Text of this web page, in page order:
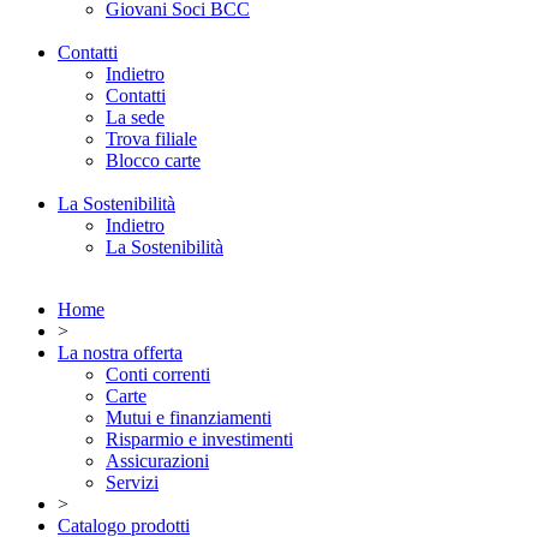
Giovani Soci BCC
Contatti
Indietro
Contatti
La sede
Trova filiale
Blocco carte
La Sostenibilità
Indietro
La Sostenibilità
Home
>
La nostra offerta
Conti correnti
Carte
Mutui e finanziamenti
Risparmio e investimenti
Assicurazioni
Servizi
>
Catalogo prodotti